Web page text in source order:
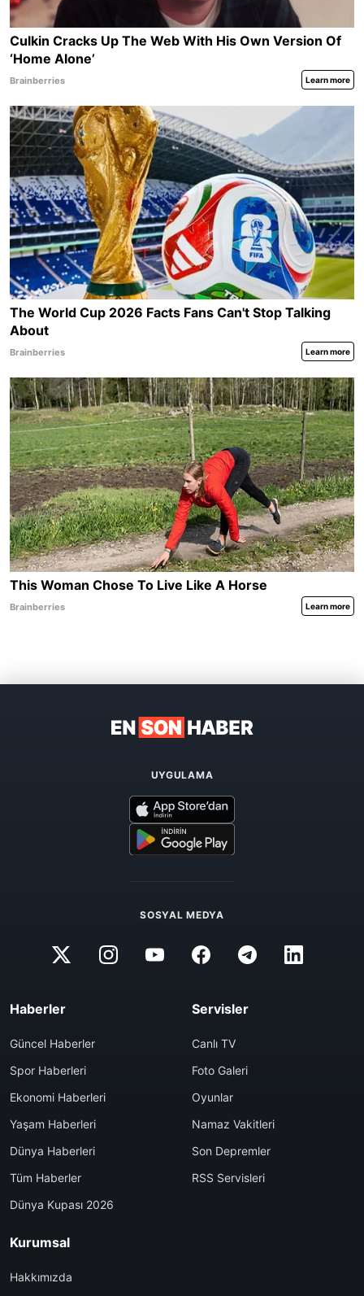
UYGULAMA
SOSYAL MEDYA
Haberler
Güncel Haberler
Spor Haberleri
Ekonomi Haberleri
Yaşam Haberleri
Dünya Haberleri
Tüm Haberler
Dünya Kupası 2026
Servisler
Canlı TV
Foto Galeri
Oyunlar
Namaz Vakitleri
Son Depremler
RSS Servisleri
Kurumsal
Hakkımızda